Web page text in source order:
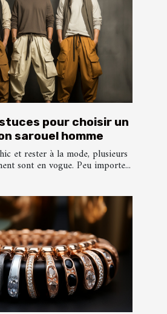
pour choisir un
sarouel homme
et rester à la mode, plusieurs
sont en vogue. Peu importe...